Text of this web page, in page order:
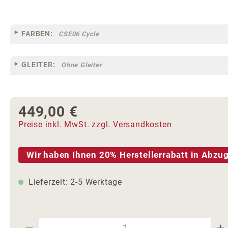
FARBEN: CSE06 Cycle
GLEITER: Ohne Gleiter
Regulärer Preis:
449,00 €
Preise inkl. MwSt. zzgl. Versandkosten
Wir haben Ihnen 20% Herstellerrabatt in
Lieferzeit: 2-5 Werktage
Produkt Anzahl: Gib den